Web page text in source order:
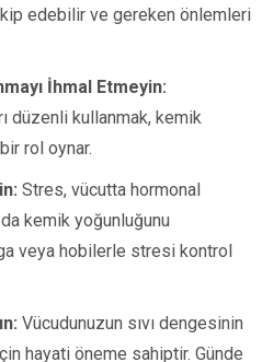
edebilir ve gereken önlemleri
İhmal Etmeyin:
düzenli kullanmak, kemik
rol oynar.
Stres, vücutta hormonal
kemik yoğunluğunu
veya hobilerle stresi kontrol
Vücudunuzun sıvı dengesinin
hayati öneme sahiptir. Günde